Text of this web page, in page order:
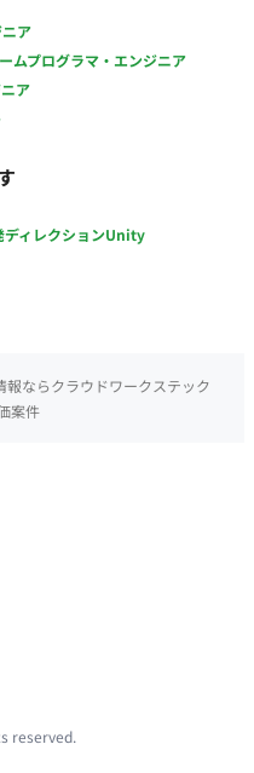
ア
ムプログラマ・エンジニア
ア
ディレクションUnity
ならクラウドワークステック
案件
reserved.